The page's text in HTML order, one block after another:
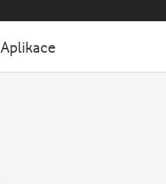
Aplikace